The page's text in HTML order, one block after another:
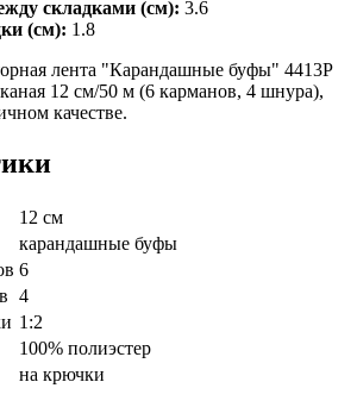
складками (см): 3.6
(см): 1.8
лента "Карандашные буфы" 4413P
12 см/50 м (6 карманов, 4 шнура),
качестве.
12 см
карандашные буфы
6
4
1:2
100% полиэстер
на крючки